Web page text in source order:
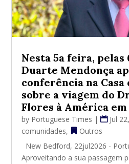
Nesta 5a feira, pelas
Duarte Mendonça
conferência na Casa
sobre a viagem do
Flores à América em
by Portuguese Times | Jul
comunidades,
Outros
New Bedford, 22jul2026 -
Aproveitando a sua passagem